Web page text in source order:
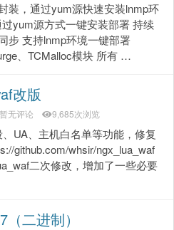
装，通过yum源快速安装lnmp环
yum源方式一键安装部署 持续
步 支持lnmp环境一键部署
、TCMalloc模块 所有 …
改版
暂无评论 9,685次浏览
UA、主机白名单等功能，修复
github.com/whsir/ngx_lua_waf
二次修改，增加了一些必要
二进制）